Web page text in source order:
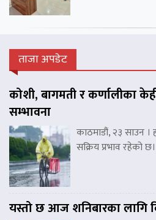
ताजा अपडेट
कोशी, बागमती र कर्णालीका
सम्भावना
काठमाडौं, २३ साउन
सक्रिय प्रभाव रहेको
यस्तो छ आज शनिबारका लागि